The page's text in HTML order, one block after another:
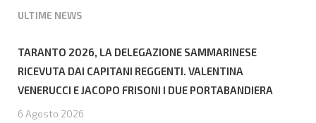
ULTIME NEWS
TARANTO 2026, LA DELEGAZIONE SAMMARINESE
RICEVUTA DAI CAPITANI REGGENTI. VALENTINA
VENERUCCI E JACOPO FRISONI I DUE PORTABANDIERA
6 Agosto 2026